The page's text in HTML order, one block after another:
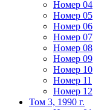
Номер 04
Номер 05
Номер 06
Номер 07
Номер 08
Номер 09
Номер 10
Номер 11
Номер 12
Том 3, 1990 г.